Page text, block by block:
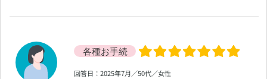
​回答日：2025年7月／50代／女性